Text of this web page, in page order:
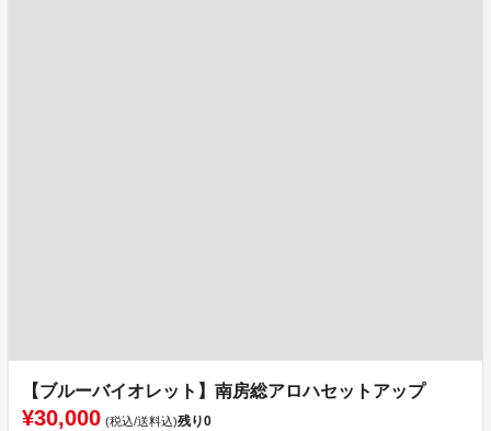
【ブルーバイオレット】南房総アロハセットアップ
¥30,000 (税込/送料込)残り0